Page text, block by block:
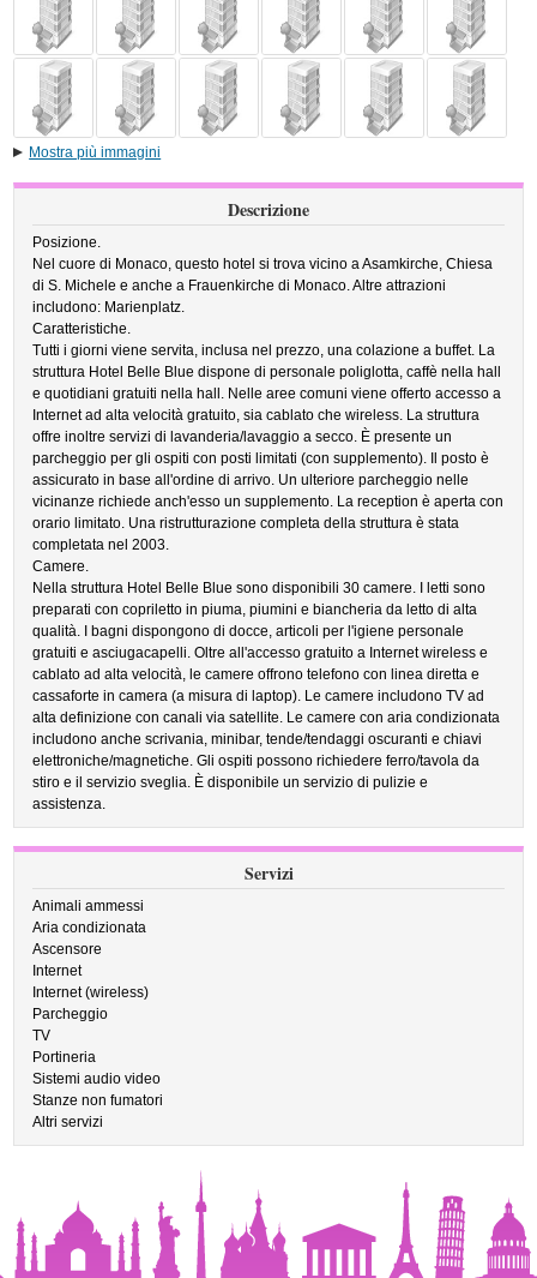
Mostra più immagini
Descrizione
Posizione.
Nel cuore di Monaco, questo hotel si trova vicino a Asamkirche, Chiesa
di S. Michele e anche a Frauenkirche di Monaco. Altre attrazioni
includono: Marienplatz.
Caratteristiche.
Tutti i giorni viene servita, inclusa nel prezzo, una colazione a buffet. La
struttura Hotel Belle Blue dispone di personale poliglotta, caffè nella hall
e quotidiani gratuiti nella hall. Nelle aree comuni viene offerto accesso a
Internet ad alta velocità gratuito, sia cablato che wireless. La struttura
offre inoltre servizi di lavanderia/lavaggio a secco. È presente un
parcheggio per gli ospiti con posti limitati (con supplemento). Il posto è
assicurato in base all'ordine di arrivo. Un ulteriore parcheggio nelle
vicinanze richiede anch'esso un supplemento. La reception è aperta con
orario limitato. Una ristrutturazione completa della struttura è stata
completata nel 2003.
Camere.
Nella struttura Hotel Belle Blue sono disponibili 30 camere. I letti sono
preparati con copriletto in piuma, piumini e biancheria da letto di alta
qualità. I bagni dispongono di docce, articoli per l'igiene personale
gratuiti e asciugacapelli. Oltre all'accesso gratuito a Internet wireless e
cablato ad alta velocità, le camere offrono telefono con linea diretta e
cassaforte in camera (a misura di laptop). Le camere includono TV ad
alta definizione con canali via satellite. Le camere con aria condizionata
includono anche scrivania, minibar, tende/tendaggi oscuranti e chiavi
elettroniche/magnetiche. Gli ospiti possono richiedere ferro/tavola da
stiro e il servizio sveglia. È disponibile un servizio di pulizie e
assistenza.
Servizi
Animali ammessi
Aria condizionata
Ascensore
Internet
Internet (wireless)
Parcheggio
TV
Portineria
Sistemi audio video
Stanze non fumatori
Altri servizi